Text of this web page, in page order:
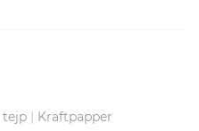
tejp | Kraftpapper